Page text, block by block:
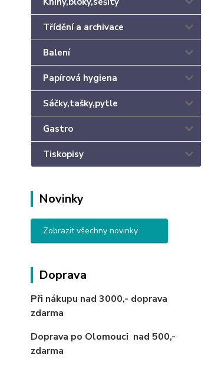
Třídění a archivace
Balení
Papírová hygiena
Sáčky,tašky,pytle
Gastro
Tiskopisy
Novinky
Zobrazit všechny novinky
Doprava
Při nákupu nad 3000,- doprava
zdarma
Doprava po Olomouci nad 500,-
zdarma